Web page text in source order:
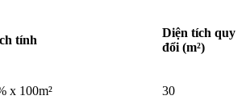
tính
Diện tích quy
đổi (m²)
x 100m² 30